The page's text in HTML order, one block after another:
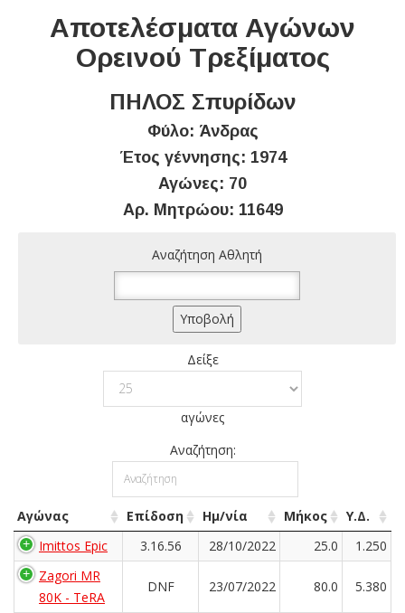
Αποτελέσματα Αγώνων
Ορεινού Τρεξίματος
ΠΗΛΟΣ Σπυρίδων
Φύλο: Άνδρας
Έτος γέννησης: 1974
Αγώνες: 70
Αρ. Μητρώου: 11649
Αναζήτηση Αθλητή
Δείξε
αγώνες
Αναζήτηση:
Αγώνας Επίδοση Ημ/νία Μήκος
Υ.Δ.
Imittos Epic
3.16.56 28/10/2022 25.0
1.250
Zagori MR
80K - TeRA
DNF 23/07/2022 80.0 5.380